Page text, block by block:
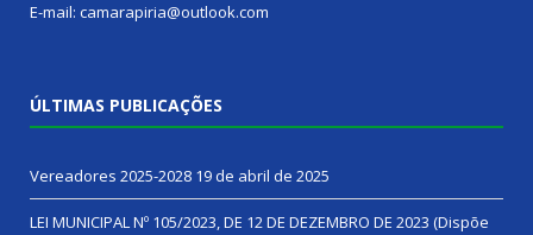
E-mail: camarapiria@outlook.com
ÚLTIMAS PUBLICAÇÕES
Vereadores 2025-2028 19 de abril de 2025
LEI MUNICIPAL Nº 105/2023, DE 12 DE DEZEMBRO DE 2023 (Dispõe